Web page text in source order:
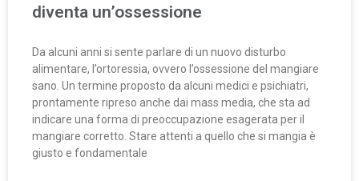
diventa un’ossessione
Da alcuni anni si sente parlare di un nuovo disturbo
alimentare, l’ortoressia, ovvero l’ossessione del mangiare
sano. Un termine proposto da alcuni medici e psichiatri,
prontamente ripreso anche dai mass media, che sta ad
indicare una forma di preoccupazione esagerata per il
mangiare corretto. Stare attenti a quello che si mangia è
giusto e fondamentale